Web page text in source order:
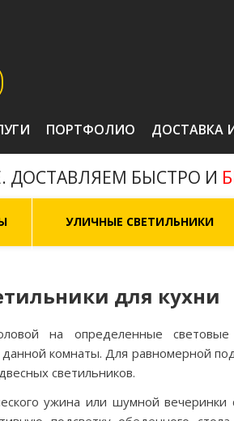
ПОРТФОЛИО ДОСТАВКА
ДОСТАВЛЯЕМ БЫСТРО И
УЛИЧНЫЕ СВЕТИЛЬНИКИ
для кухни
на определенные
комнаты. Для равномерной
светильников.
ужина или шумной